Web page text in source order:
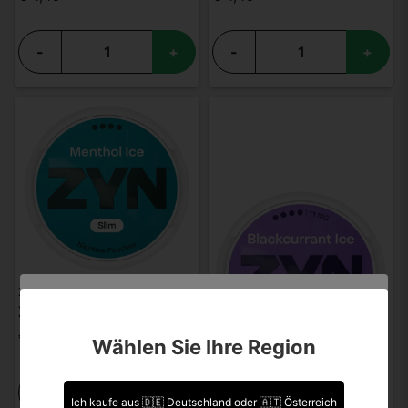
- + - +
ZYN
ZYN Menthol Ice Slim S4
€ 4,49
Leider können Sie Ihre Daten nicht selbst ändern.
Wählen Sie Ihre Region
Ich kaufe aus 🇩🇪 Deutschland oder 🇦🇹 Österreich